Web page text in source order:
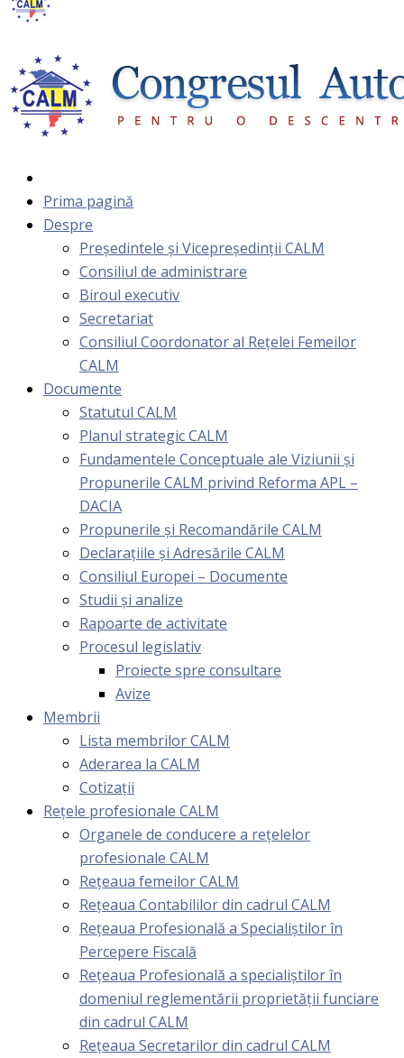
Prima pagină
Despre
Președintele și Vicepreședinții CALM
Consiliul de administrare
Biroul executiv
Secretariat
Consiliul Coordonator al Rețelei Femeilor
CALM
Documente
Statutul CALM
Planul strategic CALM
Fundamentele Conceptuale ale Viziunii și
Propunerile CALM privind Reforma APL –
DACIA
Propunerile și Recomandările CALM
Declarațiile și Adresările CALM
Consiliul Europei – Documente
Studii și analize
Rapoarte de activitate
Procesul legislativ
Proiecte spre consultare
Avize
Membrii
Lista membrilor CALM
Aderarea la CALM
Cotizaţii
Rețele profesionale CALM
Organele de conducere a rețelelor
profesionale CALM
Rețeaua femeilor CALM
Rețeaua Contabililor din cadrul CALM
Rețeaua Profesională a Specialiștilor în
Percepere Fiscală
Reţeaua Profesională a specialiştilor în
domeniul reglementării proprietăţii funciare
din cadrul CALM
Rețeaua Secretarilor din cadrul CALM